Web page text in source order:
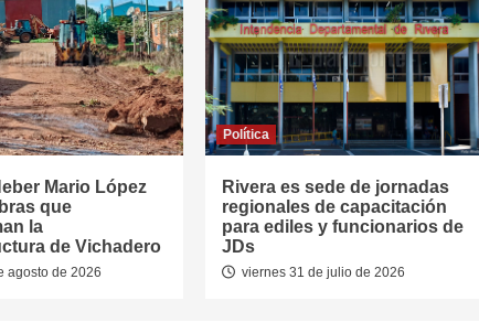
Mario López
que
la
de Vichadero
agosto de 2026
Política
Rivera es sede de jornadas
regionales de capacitación
para ediles y funcionarios de
JDs
viernes 31 de julio de 2026